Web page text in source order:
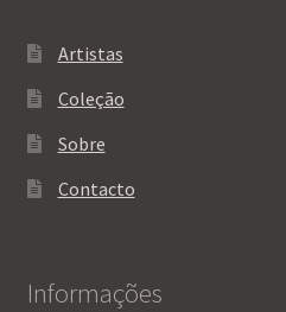
Artistas
Coleção
Sobre
Contacto
Informações